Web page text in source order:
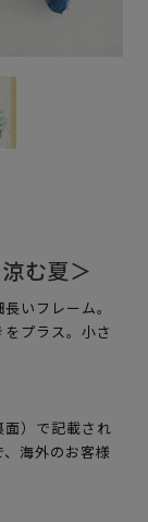
む夏＞
いフレーム。
プラス。小さ
）で記載され
海外のお客様